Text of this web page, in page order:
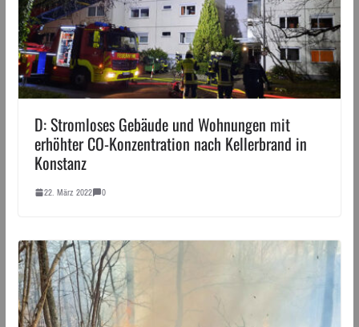
D: Stromloses Gebäude und Wohnungen mit
erhöhter CO-Konzentration nach Kellerbrand in
Konstanz
22. März 2022 0